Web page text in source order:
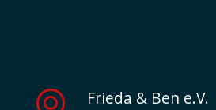
Frieda & Ben e.V.